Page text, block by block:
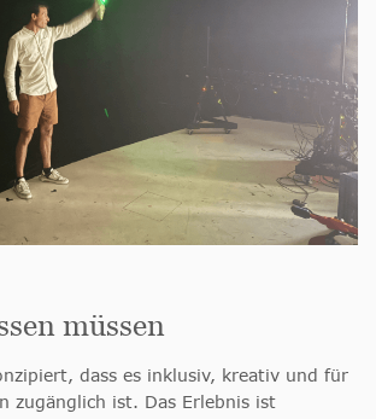
müssen
dass es inklusiv, kreativ und für
zugänglich ist. Das Erlebnis ist